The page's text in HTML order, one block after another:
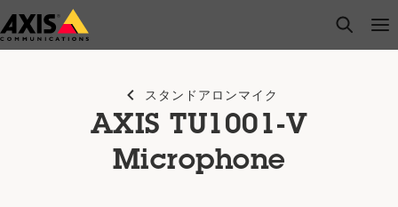
メ
イ
open
スタンドアロンマイク
AXIS TU1001-V
Microphone